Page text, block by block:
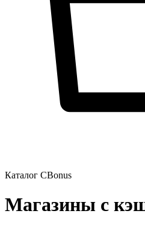
Каталог CBonus
Магазины с